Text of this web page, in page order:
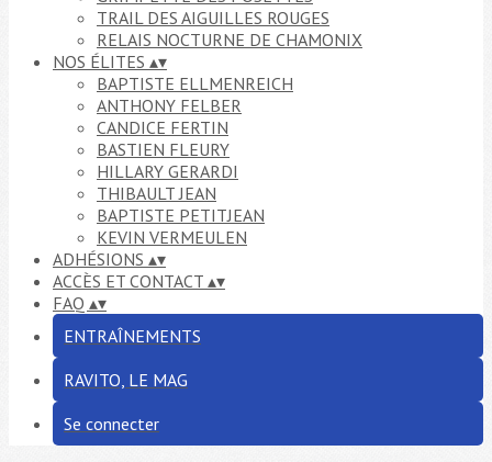
TRAIL DES AIGUILLES ROUGES
RELAIS NOCTURNE DE CHAMONIX
NOS ÉLITES ▴▾
BAPTISTE ELLMENREICH
ANTHONY FELBER
CANDICE FERTIN
BASTIEN FLEURY
HILLARY GERARDI
THIBAULT JEAN
BAPTISTE PETITJEAN
KEVIN VERMEULEN
ADHÉSIONS ▴▾
ACCÈS ET CONTACT ▴▾
FAQ ▴▾
ENTRAÎNEMENTS
RAVITO, LE MAG
Se connecter